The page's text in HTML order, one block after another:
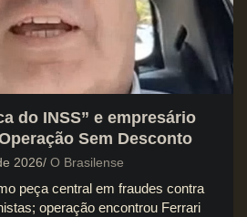
do INSS” e empresário
Sem Desconto
2026 O Brasilense
peça central em fraudes contra
operação encontrou Ferrari